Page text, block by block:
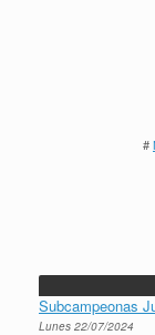
#
Subcampeonas
Lunes 22/07/2024